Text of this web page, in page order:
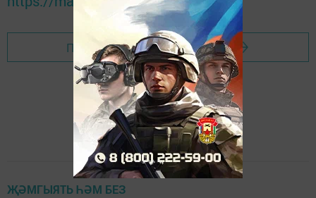
Перейти на страницу новости
ҖӘМГЫЯТЬ ҺӘМ БЕЗ